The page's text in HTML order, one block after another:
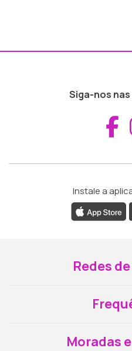
Siga-nos
Instale a
Redes
Moradas